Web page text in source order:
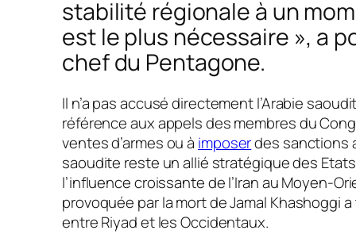
stabilité régionale à un
est le plus nécessaire », a
chef du Pentagone.
Il n’a pas accusé directement l’Arabie
référence aux appels des membres du
ventes d’armes ou à imposerdes sanctions
saoudite reste un allié stratégique des
l’influence croissante de l’Iran au Moyen-
provoquée par la mort de Jamal Khashoggi
entre Riyad et les Occidentaux.